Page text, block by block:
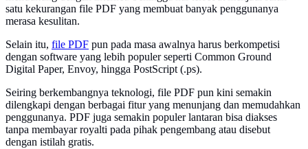
satu kekurangan file PDF yang membuat banyak penggunanya
merasa kesulitan.
Selain itu, file PDF pun pada masa awalnya harus berkompetisi
dengan software yang lebih populer seperti Common Ground
Digital Paper, Envoy, hingga PostScript (.ps).
Seiring berkembangnya teknologi, file PDF pun kini semakin
dilengkapi dengan berbagai fitur yang menunjang dan memudahkan
penggunanya. PDF juga semakin populer lantaran bisa diakses
tanpa membayar royalti pada pihak pengembang atau disebut
dengan istilah gratis.